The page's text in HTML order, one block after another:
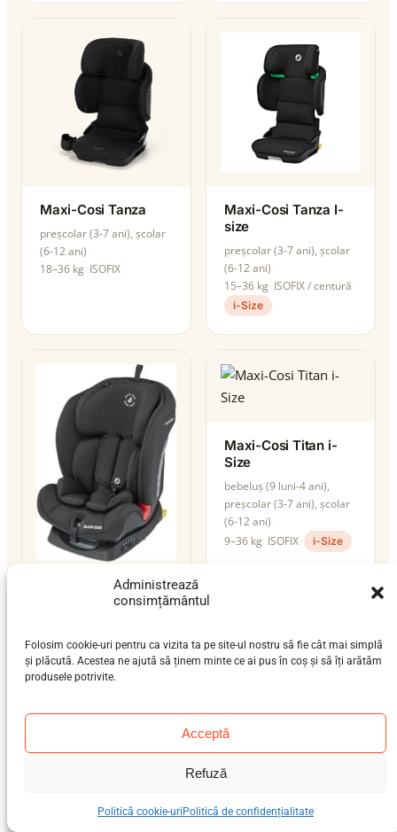
Administrează
consimțământul
Folosim cookie-uri pentru ca vizita ta pe site-ul nostru să fie cât mai simplă
și plăcută. Acestea ne ajută să ținem minte ce ai pus în coș și să îți arătăm
produsele potrivite.
Acceptă
Refuză
Politică cookie-uri Politică de confidențialitate
Maxi-Cosi Tanza
preșcolar (3-7 ani), școlar
(6-12 ani)
18–36 kg ISOFIX
Maxi-Cosi Tanza I-
size
preșcolar (3-7 ani), școlar
(6-12 ani)
15–36 kg ISOFIX / centură
i-Size
Maxi-Cosi Titan
(6-12 ani)
9–36 kg ISOFIX
Maxi-Cosi Titan i-
Size
bebeluș (9 luni-4 ani),
preșcolar (3-7 ani), școlar
(6-12 ani)
9–36 kg ISOFIX i-Size
preșcolar (3-7 ani), școlar